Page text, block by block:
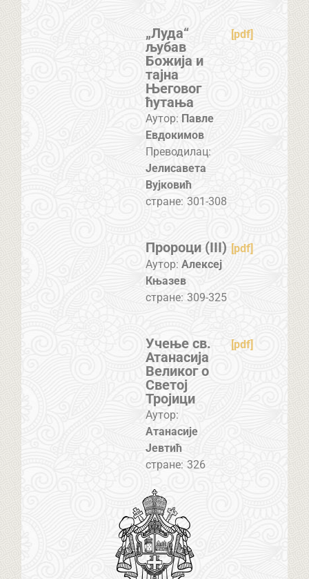
„Луда“
љубав
Божија и
тајна
Његовог
ћутања
[pdf]
Аутор: Павле
Евдокимов
Преводилац:
Јелисавета
Вујковић
стране: 301-308
Пророци (III) [pdf]
Аутор: Алексеј
Књазев
стране: 309-325
Учење св.
Атанасија
Великог о
Светој
Тројици
[pdf]
Аутор:
Атанасије
Јевтић
стране: 326